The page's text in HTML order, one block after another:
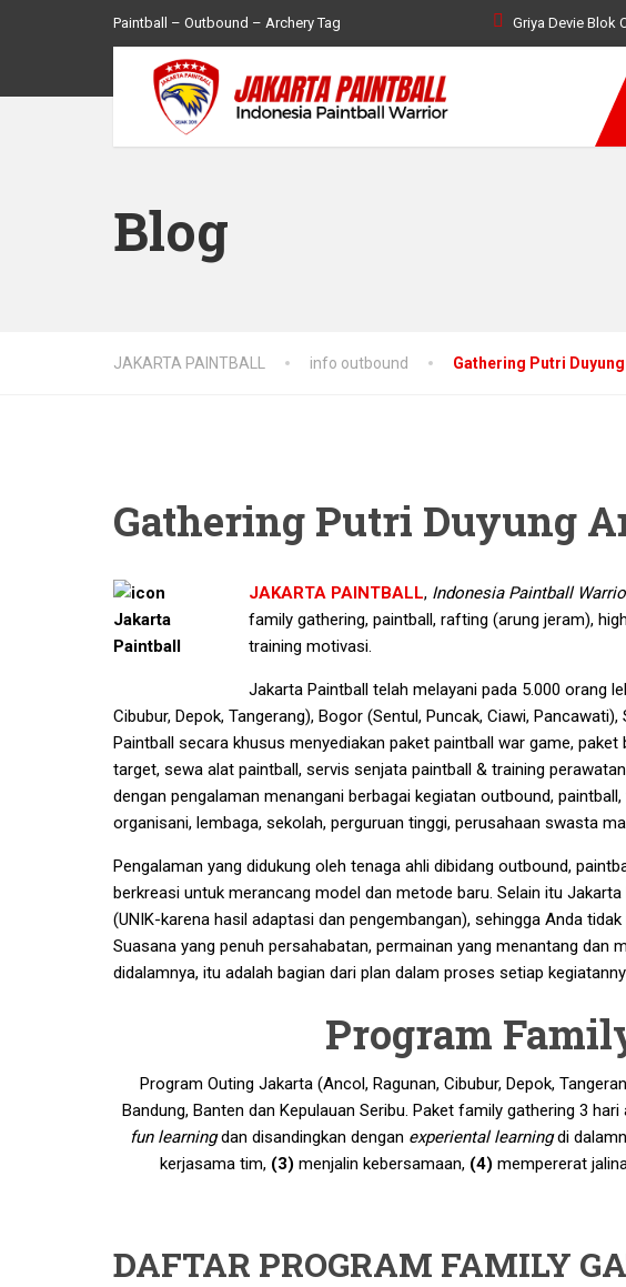
Paintball – Outbound – Archery Tag Griya Devie Blok
Blog
JAKARTA PAINTBALL info outbound Gathering Putri Duyung
Gathering Putri Duyung
JAKARTA PAINTBALL, Indonesia Paintball
family gathering, paintball, rafting (arung jeram),
training motivasi.
Jakarta Paintball telah melayani pada 5.000 orang
Cibubur, Depok, Tangerang), Bogor (Sentul, Puncak, Ciawi,
Paintball secara khusus menyediakan paket paintball war game,
target, sewa alat paintball, servis senjata paintball & training
dengan pengalaman menangani berbagai kegiatan outbound,
organisani, lembaga, sekolah, perguruan tinggi, perusahaan swasta
Pengalaman yang didukung oleh tenaga ahli dibidang outbound,
berkreasi untuk merancang model dan metode baru. Selain itu
(UNIK-karena hasil adaptasi dan pengembangan), sehingga Anda
Suasana yang penuh persahabatan, permainan yang menantang dan
didalamnya, itu adalah bagian dari plan dalam proses setiap
Program
Program Outing Jakarta (Ancol, Ragunan, Cibubur, Depok,
Bandung, Banten dan Kepulauan Seribu. Paket family gathering 3
fun learningdan disandingkan dengan experiental learningdi
kerjasama tim, (3) menjalin kebersamaan, (4) mempererat
DAFTAR PROGRAM FAMILY